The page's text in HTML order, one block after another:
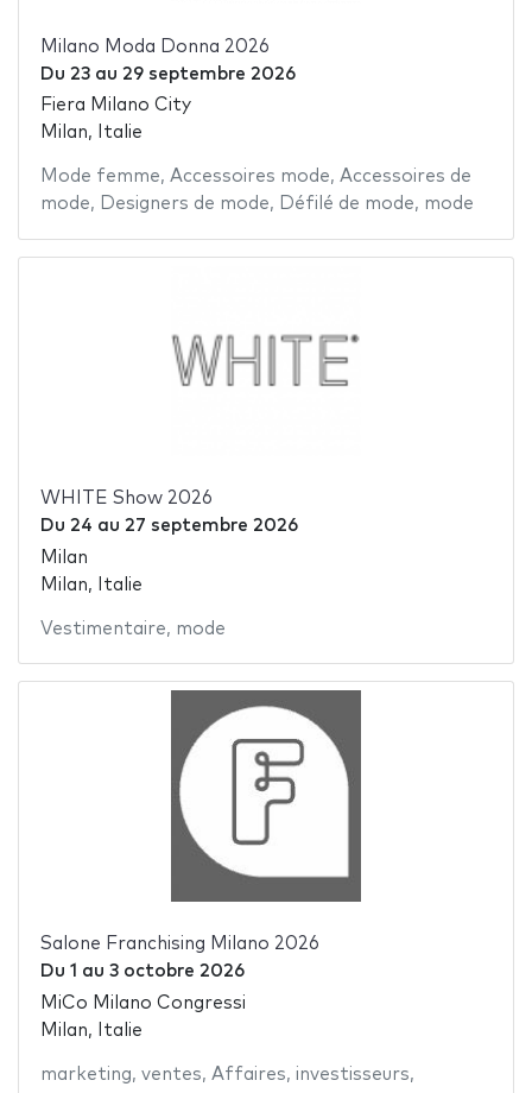
Milano Moda Donna 2026
Du 23au 29 septembre 2026
Fiera Milano City
Milan, Italie
Mode femme, Accessoires mode, Accessoires de
mode, Designers de mode, Défilé de mode, mode
WHITE Show 2026
Du 24 au 27 septembre 2026
Milan
Milan, Italie
Vestimentaire, mode
Salone Franchising Milano 2026
Du 1 au 3 octobre 2026
MiCo Milano Congressi
Milan, Italie
marketing, ventes, Affaires, investisseurs,